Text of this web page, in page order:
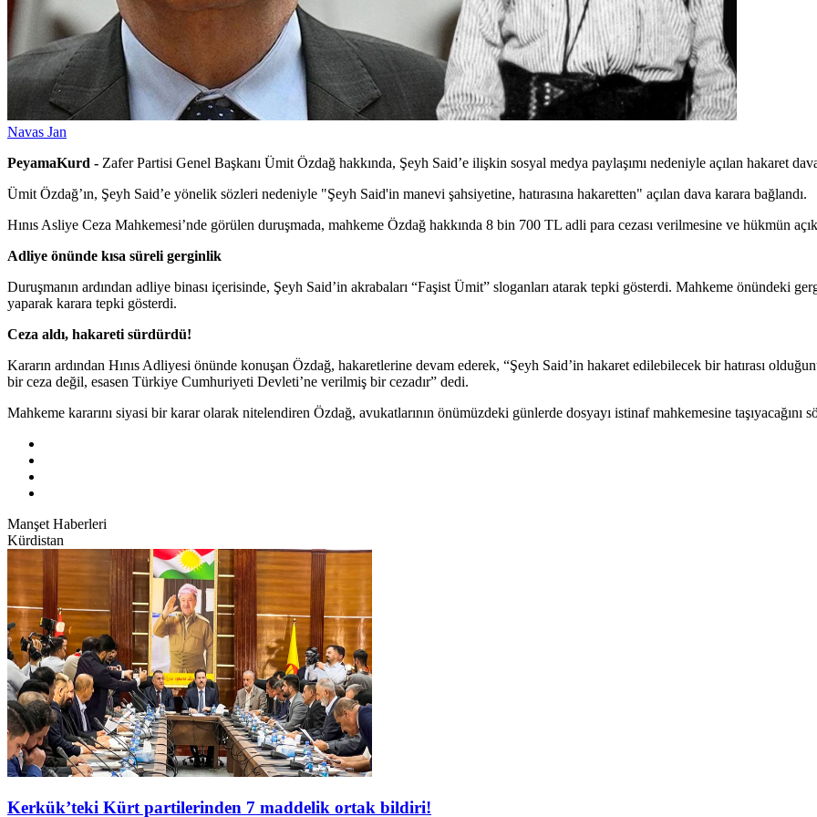
Navas Jan
PeyamaKurd - Zafer Partisi Genel Başkanı Ümit Özdağ hakkında, Şeyh Said’e ilişkin sosyal medya paylaşımı nedeniyle açılan hakaret
Ümit Özdağ’ın, Şeyh Said’e yönelik sözleri nedeniyle "Şeyh Said'in manevi şahsiyetine, hatırasına hakaretten" açılan dava karara bağlandı.
Hınıs Asliye Ceza Mahkemesi’nde görülen duruşmada, mahkeme Özdağ hakkında 8 bin 700 TL adli para cezası verilmesine ve hükmün
Adliye önünde kısa süreli gerginlik
Duruşmanın ardından adliye binası içerisinde, Şeyh Said’in akrabaları “Faşist Ümit” sloganları atarak tepki gösterdi. Mahkeme önündeki
yaparak karara tepki gösterdi.
Ceza aldı, hakareti sürdürdü!
Kararın ardından Hınıs Adliyesi önünde konuşan Özdağ, hakaretlerine devam ederek, “Şeyh Said’in hakaret edilebilecek bir hatırası
bir ceza değil, esasen Türkiye Cumhuriyeti Devleti’ne verilmiş bir cezadır” dedi.
Mahkeme kararını siyasi bir karar olarak nitelendiren Özdağ, avukatlarının önümüzdeki günlerde dosyayı istinaf mahkemesine taşıyacağını
Manşet Haberleri
Kürdistan
Kerkük’teki Kürt partilerinden 7 maddelik ortak bildiri!